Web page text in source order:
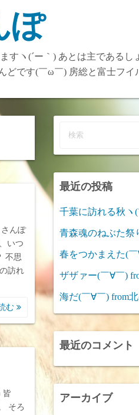
ぽ
ヽ(´ー｀) あとは主であるし
です(￣ω￣) 房総と富士フイ
んぽ
いつ
不思
訪れ
む
皆
そろ
最近の投稿
千葉に訪れる秋ヽ
青森魂のねぶた祭
春をつかまえた(
ザザァー(￣∀￣)
海だ(￣∀￣) from
最近のコメント
アーカイブ